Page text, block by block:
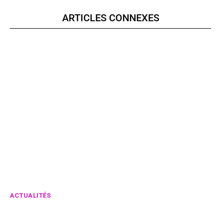
ARTICLES CONNEXES
ACTUALITÉS